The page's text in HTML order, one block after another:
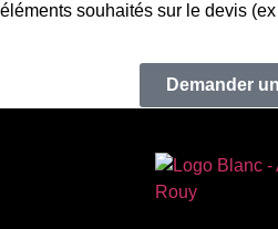
éléments souhaités sur le devis
Demander